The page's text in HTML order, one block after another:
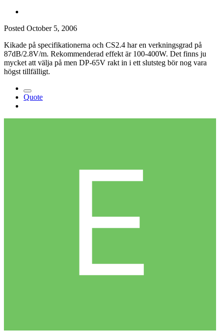
Posted October 5, 2006
Kikade på specifikationerna och CS2.4 har en verkningsgrad på
87dB/2.8V/m. Rekommenderad effekt är 100-400W. Det finns ju
mycket att välja på men DP-65V rakt in i ett slutsteg bör nog vara
högst tillfälligt.
Quote